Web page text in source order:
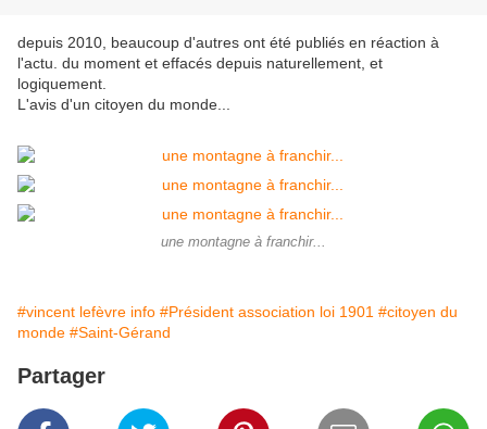
depuis 2010, beaucoup d'autres ont été publiés en réaction à
l'actu. du moment et effacés depuis naturellement, et
logiquement.
L'avis d'un citoyen du monde...
une montagne à franchir...
#vincent lefèvre info #Président association loi 1901 #citoyen du
monde #Saint-Gérand
Partager